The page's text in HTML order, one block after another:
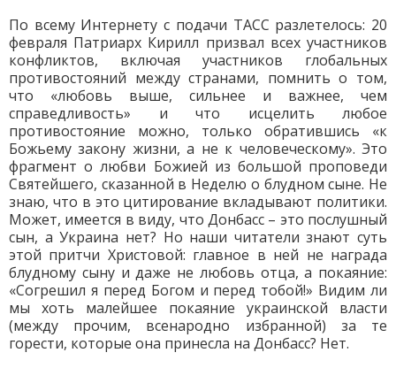
По всему Интернету с подачи ТАСС разлетелось: 20
февраля Патриарх Кирилл призвал всех участников
конфликтов, включая участников глобальных
противостояний между странами, помнить о том,
что «любовь выше, сильнее и важнее, чем
справедливость» и что исцелить любое
противостояние можно, только обратившись «к
Божьему закону жизни, а не к человеческому». Это
фрагмент о любви Божией из большой проповеди
Святейшего, сказанной в Неделю о блудном сыне. Не
знаю, что в это цитирование вкладывают политики.
Может, имеется в виду, что Донбасс – это послушный
сын, а Украина нет? Но наши читатели знают суть
этой притчи Христовой: главное в ней не награда
блудному сыну и даже не любовь отца, а покаяние:
«Согрешил я перед Богом и перед тобой!» Видим ли
мы хоть малейшее покаяние украинской власти
(между прочим, всенародно избранной) за те
горести, которые она принесла на Донбасс? Нет.